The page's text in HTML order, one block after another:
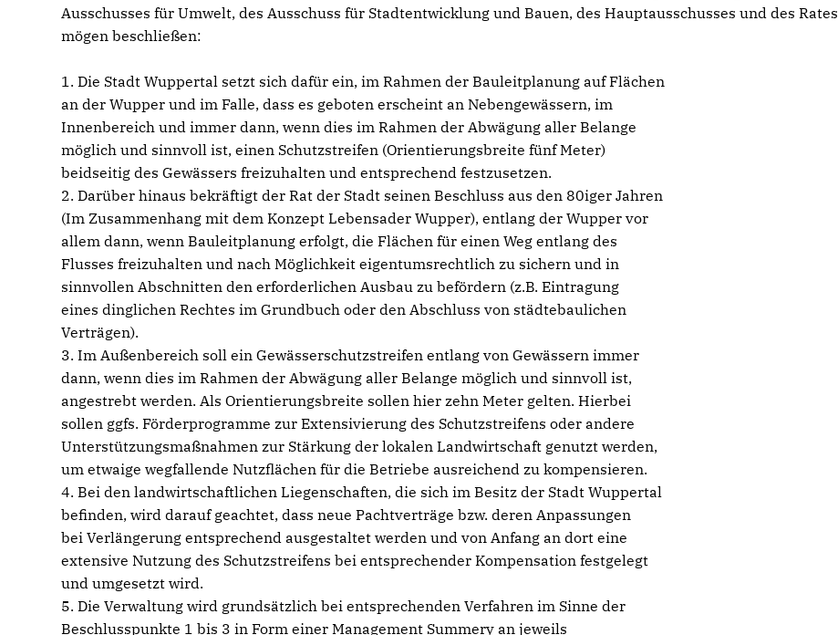
Ausschusses für Umwelt, des Ausschuss für Stadtentwicklung und Bauen, des Hauptausschusses und des Rates
mögen beschließen:
1. Die Stadt Wuppertal setzt sich dafür ein, im Rahmen der Bauleitplanung auf Flächen
an der Wupper und im Falle, dass es geboten erscheint an Nebengewässern, im
Innenbereich und immer dann, wenn dies im Rahmen der Abwägung aller Belange
möglich und sinnvoll ist, einen Schutzstreifen (Orientierungsbreite fünf Meter)
beidseitig des Gewässers freizuhalten und entsprechend festzusetzen.
2. Darüber hinaus bekräftigt der Rat der Stadt seinen Beschluss aus den 80iger Jahren
(Im Zusammenhang mit dem Konzept Lebensader Wupper), entlang der Wupper vor
allem dann, wenn Bauleitplanung erfolgt, die Flächen für einen Weg entlang des
Flusses freizuhalten und nach Möglichkeit eigentumsrechtlich zu sichern und in
sinnvollen Abschnitten den erforderlichen Ausbau zu befördern (z.B. Eintragung
eines dinglichen Rechtes im Grundbuch oder den Abschluss von städtebaulichen
Verträgen).
3. Im Außenbereich soll ein Gewässerschutzstreifen entlang von Gewässern immer
dann, wenn dies im Rahmen der Abwägung aller Belange möglich und sinnvoll ist,
angestrebt werden. Als Orientierungsbreite sollen hier zehn Meter gelten. Hierbei
sollen ggfs. Förderprogramme zur Extensivierung des Schutzstreifens oder andere
Unterstützungsmaßnahmen zur Stärkung der lokalen Landwirtschaft genutzt werden,
um etwaige wegfallende Nutzflächen für die Betriebe ausreichend zu kompensieren.
4. Bei den landwirtschaftlichen Liegenschaften, die sich im Besitz der Stadt Wuppertal
befinden, wird darauf geachtet, dass neue Pachtverträge bzw. deren Anpassungen
bei Verlängerung entsprechend ausgestaltet werden und von Anfang an dort eine
extensive Nutzung des Schutzstreifens bei entsprechender Kompensation festgelegt
und umgesetzt wird.
5. Die Verwaltung wird grundsätzlich bei entsprechenden Verfahren im Sinne der
Beschlusspunkte 1 bis 3 in Form einer Management Summery an jeweils